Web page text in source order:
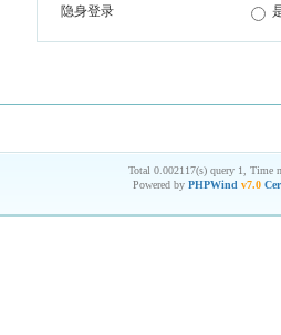
隐身登录
Total 0.002117(s) query 1, Time
Powered by PHPWind v7.0